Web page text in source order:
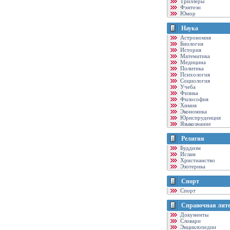
Фэнтези
Юмор
Наука
Астрономия
Биология
История
Математика
Медицина
Политика
Психология
Социология
Учеба
Физика
Философия
Химия
Экономика
Юриспруденция
Языкознание
Религия
Буддизм
Ислам
Христианство
Эзотерика
Спорт
Спорт
Справочная
Документы
Словари
Энциклопедии